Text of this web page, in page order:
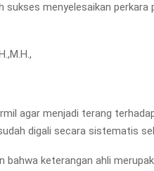
menyelesaikan perkara
agar menjadi terang
digali secara sistematis
bahwa keterangan ahli